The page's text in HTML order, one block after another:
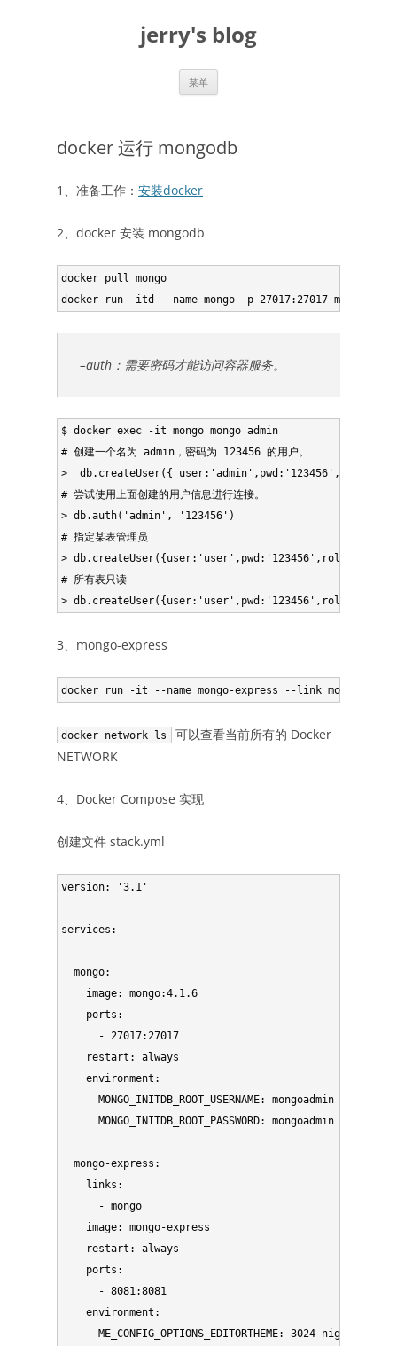
jerry's blog
菜单
docker 运行 mongodb
1、准备工作： 安装docker
2、docker 安装 mongodb
docker pull mongo
–auth：需要密码才能访问容器服务。
$ docker exec -it mongo mongo admin
# 创建一个名为 admin，密码为 123456 的用户。
>  db.createUser({ user:'admin',pwd:'123456',roles:[
# 尝试使用上面创建的用户信息进行连接。
> db.auth('admin', '123456')
# 指定某表管理员
>
# 所有表只读
3、mongo-express
docker network ls
可以查看当前所有的 Docker
NETWORK
4、Docker Compose 实现
创建文件 stack.yml
version: '3.1'
services:
  mongo:
    image: mongo:4.1.6
    ports:
      - 27017:27017
    restart: always
    environment:
      MONGO_INITDB_ROOT_USERNAME: mongoadmin
      MONGO_INITDB_ROOT_PASSWORD: mongoadmin
  mongo-express:
    links:
      - mongo
    image: mongo-express
    restart: always
    ports:
      - 8081:8081
    environment:
      ME_CONFIG_OPTIONS_EDITORTHEME: 3024-night